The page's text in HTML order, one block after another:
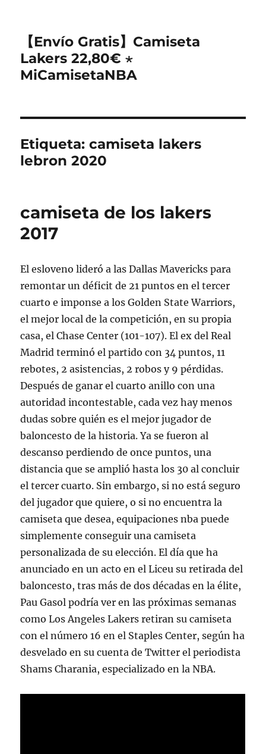
【Envío Gratis】Camiseta
Lakers 22,80€ ⋆
MiCamisetaNBA
Etiqueta:camiseta lakers
lebron 2020
camiseta de los lakers
2017
El esloveno lideró a las Dallas Mavericks para
remontar un déficit de 21 puntos en el tercer
cuarto e imponse a los Golden State Warriors,
el mejor local de la competición, en su propia
casa, el Chase Center (101-107). El ex del Real
Madrid terminó el partido con 34 puntos, 11
rebotes, 2 asistencias, 2 robos y 9 pérdidas.
Después de ganar el cuarto anillo con una
autoridad incontestable, cada vez hay menos
dudas sobre quién es el mejor jugador de
baloncesto de la historia. Ya se fueron al
descanso perdiendo de once puntos, una
distancia que se amplió hasta los 30 al concluir
el tercer cuarto. Sin embargo, si no está seguro
del jugador que quiere, o si no encuentra la
camiseta que desea, equipaciones nba puede
simplemente conseguir una camiseta
personalizada de su elección. El día que ha
anunciado en un acto en el Liceu su retirada del
baloncesto, tras más de dos décadas en la élite,
Pau Gasol podría ver en las próximas semanas
como Los Angeles Lakers retiran su camiseta
con el número 16 en el Staples Center, según ha
desvelado en su cuenta de Twitter el periodista
Shams Charania, especializado en la NBA.